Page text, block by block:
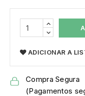
ADICIONAR A
Compra Segura
(Pagamentos